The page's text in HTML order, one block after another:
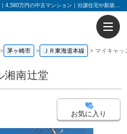
マイキャッスル湘南辻堂 神奈川県茅ヶ崎市小和田2丁目｜4,580万円の中古マンション｜分譲住宅や新築物件｜センチュリー21富士ハウジング
茅ヶ崎市 ＪＲ東海道本線 マイキャッ
湘南辻堂
お気に入り